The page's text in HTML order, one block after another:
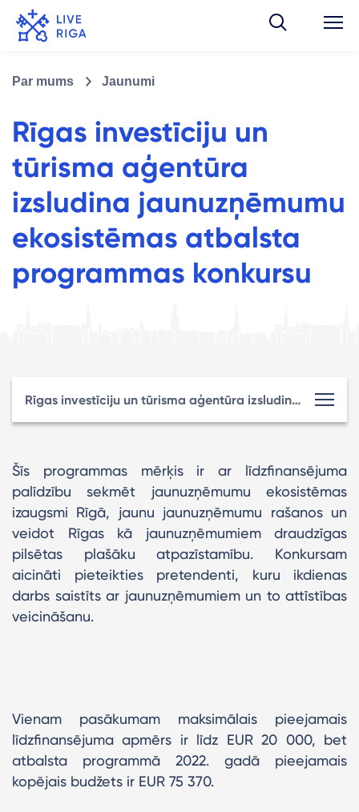
Par mums Jaunumi
Rīgas investīciju un
tūrisma aģentūra
izsludina jaunuzņēmumu
ekosistēmas atbalsta
programmas konkursu
Rīgas investīciju un tūrisma aģentūra izsludina jaunuzņēmumu ekosistēmas atbalsta programmas konkursu
Šīs programmas mērķis ir ar līdzfinansējuma
palīdzību sekmēt jaunuzņēmumu ekosistēmas
izaugsmi Rīgā, jaunu jaunuzņēmumu rašanos un
veidot Rīgas kā jaunuzņēmumiem draudzīgas
pilsētas plašāku atpazīstamību. Konkursam
aicināti pieteikties pretendenti, kuru ikdienas
darbs saistīts ar jaunuzņēmumiem un to attīstības
veicināšanu.
Vienam pasākumam maksimālais pieejamais
līdzfinansējuma apmērs ir līdz EUR 20 000, bet
atbalsta programmā 2022. gadā pieejamais
kopējais budžets ir EUR 75 370.